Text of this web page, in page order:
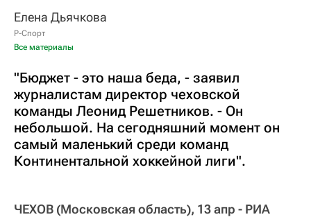
Елена Дьячкова
Р-Спорт
Все материалы
"Бюджет - это наша беда, - заявил
журналистам директор чеховской
команды Леонид Решетников. - Он
небольшой. На сегодняшний момент он
самый маленький среди команд
Континентальной хоккейной лиги".
ЧЕХОВ (Московская область), 13 апр - РИА